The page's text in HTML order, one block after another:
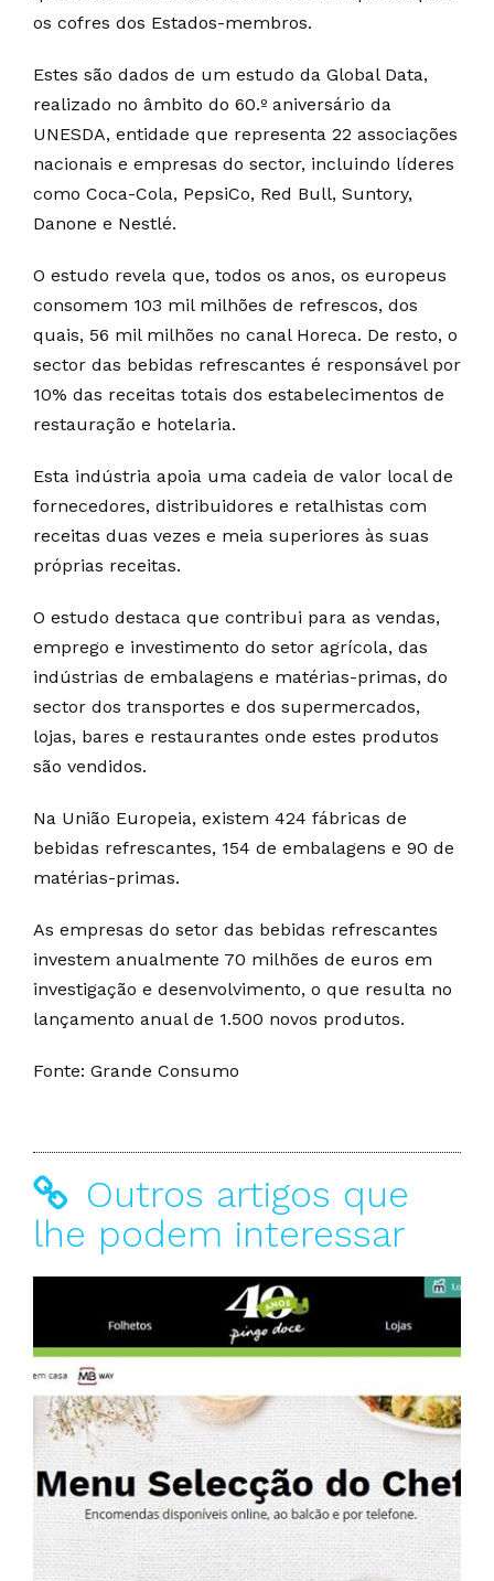
os cofres dos Estados-membros.
Estes são dados de um estudo da Global Data,
realizado no âmbito do 60.º aniversário da
UNESDA, entidade que representa 22 associações
nacionais e empresas do sector, incluindo líderes
como Coca-Cola, PepsiCo, Red Bull, Suntory,
Danone e Nestlé.
O estudo revela que, todos os anos, os europeus
consomem 103 mil milhões de refrescos, dos
quais, 56 mil milhões no canal Horeca. De resto, o
sector das bebidas refrescantes é responsável por
10% das receitas totais dos estabelecimentos de
restauração e hotelaria.
Esta indústria apoia uma cadeia de valor local de
fornecedores, distribuidores e retalhistas com
receitas duas vezes e meia superiores às suas
próprias receitas.
O estudo destaca que contribui para as vendas,
emprego e investimento do setor agrícola, das
indústrias de embalagens e matérias-primas, do
sector dos transportes e dos supermercados,
lojas, bares e restaurantes onde estes produtos
são vendidos.
Na União Europeia, existem 424 fábricas de
bebidas refrescantes, 154 de embalagens e 90 de
matérias-primas.
As empresas do setor das bebidas refrescantes
investem anualmente 70 milhões de euros em
investigação e desenvolvimento, o que resulta no
lançamento anual de 1.500 novos produtos.
Fonte: Grande Consumo
Outros artigos que
lhe podem interessar